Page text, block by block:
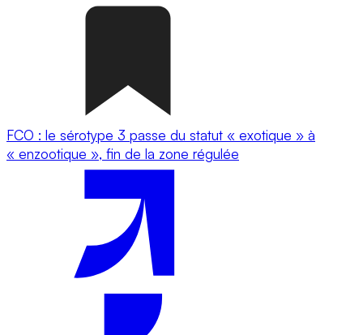
FCO : le sérotype 3 passe du statut « exotique » à
« enzootique », fin de la zone régulée